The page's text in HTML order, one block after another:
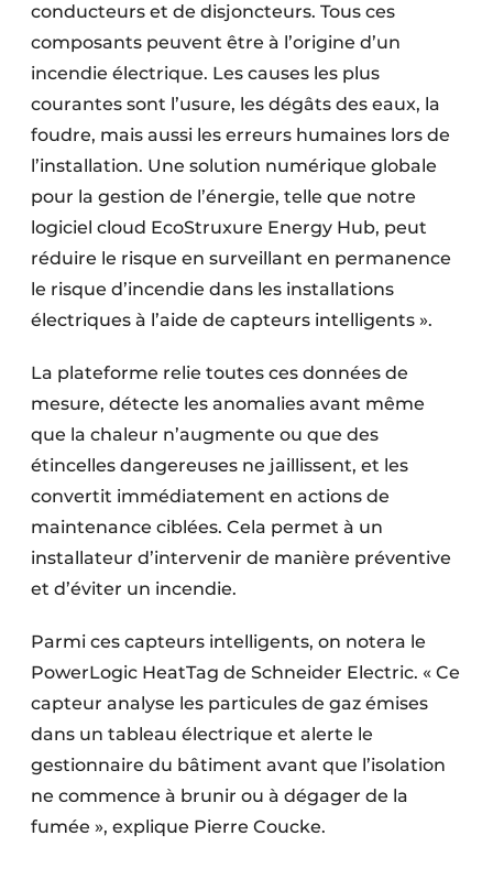
conducteurs et de disjoncteurs. Tous ces
composants peuvent être à l’origine d’un
incendie électrique. Les causes les plus
courantes sont l’usure, les dégâts des eaux, la
foudre, mais aussi les erreurs humaines lors de
l’installation. Une solution numérique globale
pour la gestion de l’énergie, telle que notre
logiciel cloud EcoStruxure Energy Hub, peut
réduire le risque en surveillant en permanence
le risque d’incendie dans les installations
électriques à l’aide de capteurs intelligents ».
La plateforme relie toutes ces données de
mesure, détecte les anomalies avant même
que la chaleur n’augmente ou que des
étincelles dangereuses ne jaillissent, et les
convertit immédiatement en actions de
maintenance ciblées. Cela permet à un
installateur d’intervenir de manière préventive
et d’éviter un incendie.
Parmi ces capteurs intelligents, on notera le
PowerLogic HeatTag de Schneider Electric. « Ce
capteur analyse les particules de gaz émises
dans un tableau électrique et alerte le
gestionnaire du bâtiment avant que l’isolation
ne commence à brunir ou à dégager de la
fumée », explique Pierre Coucke.